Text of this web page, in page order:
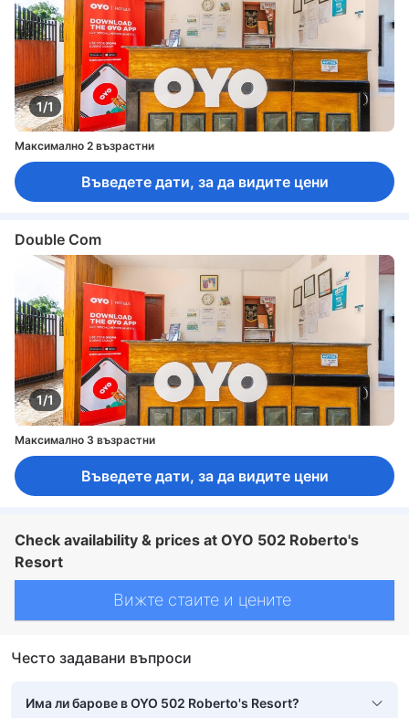
1/1
Максимално 2 възрастни
Въведете дати, за да видите цени
Double Com
1/1
Максимално 3 възрастни
Въведете дати, за да видите цени
Check availability & prices at OYO 502 Roberto's
Resort
Вижте стаите и цените
Често задавани въпроси
Има ли барове в OYO 502 Roberto's Resort?